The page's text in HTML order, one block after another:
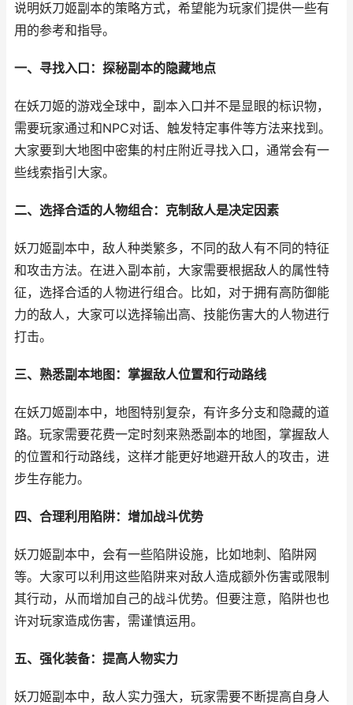
说明妖刀姬副本的策略方式，希望能为玩家们提供一些有
用的参考和指导。
一、寻找入口：探秘副本的隐藏地点
在妖刀姬的游戏全球中，副本入口并不是显眼的标识物，
需要玩家通过和NPC对话、触发特定事件等方法来找到。
大家要到大地图中密集的村庄附近寻找入口，通常会有一
些线索指引大家。
二、选择合适的人物组合：克制敌人是决定因素
妖刀姬副本中，敌人种类繁多，不同的敌人有不同的特征
和攻击方法。在进入副本前，大家需要根据敌人的属性特
征，选择合适的人物进行组合。比如，对于拥有高防御能
力的敌人，大家可以选择输出高、技能伤害大的人物进行
打击。
三、熟悉副本地图：掌握敌人位置和行动路线
在妖刀姬副本中，地图特别复杂，有许多分支和隐藏的道
路。玩家需要花费一定时刻来熟悉副本的地图，掌握敌人
的位置和行动路线，这样才能更好地避开敌人的攻击，进
步生存能力。
四、合理利用陷阱：增加战斗优势
妖刀姬副本中，会有一些陷阱设施，比如地刺、陷阱网
等。大家可以利用这些陷阱来对敌人造成额外伤害或限制
其行动，从而增加自己的战斗优势。但要注意，陷阱也也
许对玩家造成伤害，需谨慎运用。
五、强化装备：提高人物实力
妖刀姬副本中，敌人实力强大，玩家需要不断提高自身人